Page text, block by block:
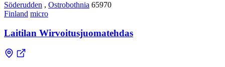
Söderudden , Ostrobothnia 65970
Finland micro
Laitilan Wirvoitusjuomatehdas